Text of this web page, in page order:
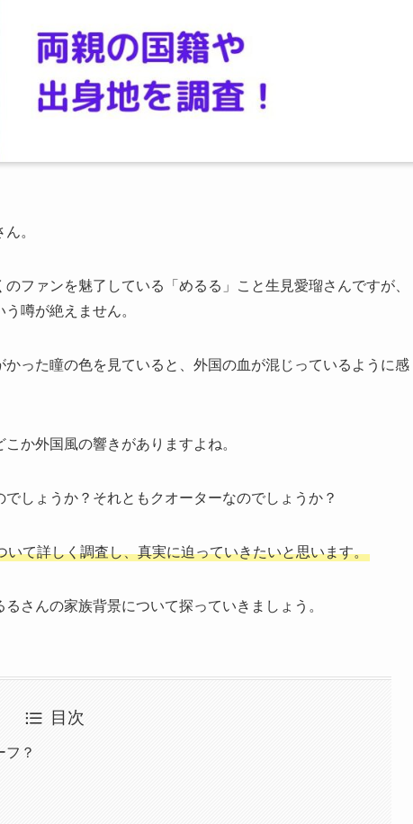
。
ファンを魅了している「めるる」こと生見愛瑠さんですが、
噂が絶えません。
った瞳の色を見ていると、外国の血が混じっているように感
か外国風の響きがありますよね。
しょうか？それともクオーターなのでしょうか？
て詳しく調査し、真実に迫っていきたいと思います。
さんの家族背景について探っていきましょう。
目次
フ？